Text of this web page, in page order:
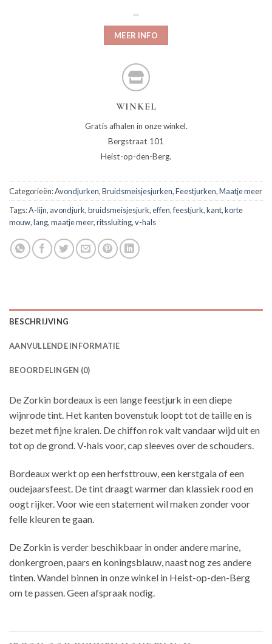
MEER INFO
WINKEL
Gratis afhalen in onze winkel.
Bergstraat 101
Heist-op-den-Berg.
Categorieën:Avondjurken,Bruidsmeisjesjurken,Feestjurken,Maatje meer
Tags:A-lijn, avondjurk,bruidsmeisjesjurk,effen,feestjurk,kant,korte
mouw,lang,maatje meer,ritssluiting,v-hals
BESCHRIJVING
AANVULLENDE INFORMATIE
BEOORDELINGEN (0)
De Zorkin bordeaux is een lange feestjurk in een diepe
wijnrode tint. Het kanten bovenstuk loopt tot de taille en is
bezet met fijne kralen. De chiffon rok valt vandaar wijd uit en
tot op de grond. V-hals voor, cap sleeves over de schouders.
Bordeaux werkt op een herfsttrouw, een kerstgala of een
oudejaarsfeest. De tint draagt warmer dan klassiek rood en
oogt rijker. Voor wie een statement wil maken zonder voor
felle kleuren te gaan.
De Zorkin is verder beschikbaar in onder andere marine,
donkergroen, paars en koningsblauw, naast nog zes andere
tinten. Wandel binnen in onze winkel in Heist-op-den-Berg
om te passen. Geen afspraak nodig.